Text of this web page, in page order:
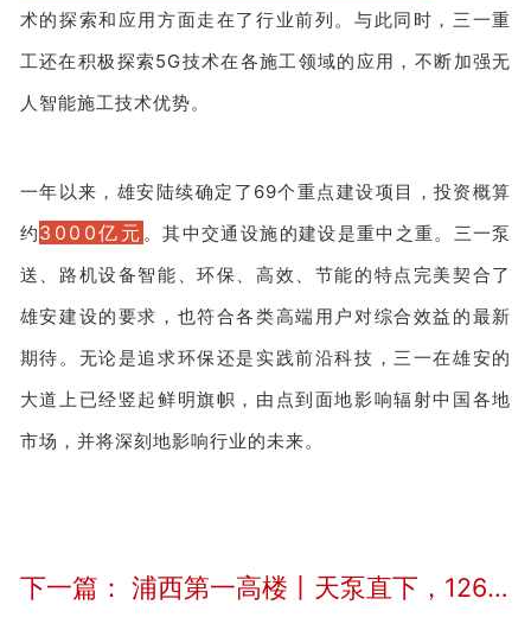
术的探索和应用方面走在了行业前列。与此同时，三一重
工还在积极探索5G技术在各施工领域的应用，不断加强无
人智能施工技术优势。
一年以来，雄安陆续确定了69个重点建设项目，投资概算
约3000亿元 。其中交通设施的建设是重中之重。三一泵
送、路机设备智能、环保、高效、节能的特点完美契合了
雄安建设的要求，也符合各类高端用户对综合效益的最新
期待。无论是追求环保还是实践前沿科技，三一在雄安的
大道上已经竖起鲜明旗帜，由点到面地影响辐射中国各地
市场，并将深刻地影响行业的未来。
下一篇： 浦西第一高楼丨天泵直下，1262人作业！6米厚混凝土底板浇筑难！